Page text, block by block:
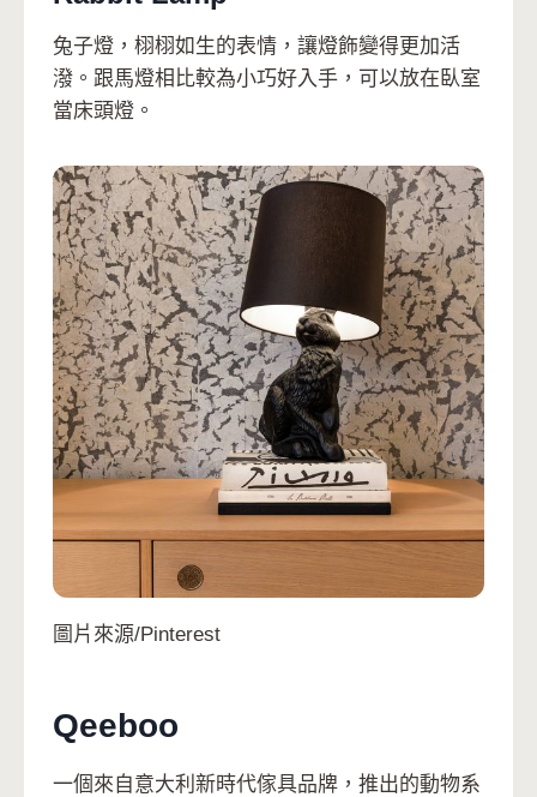
兔子燈，栩栩如生的表情，讓燈飾變得更加活
潑。跟馬燈相比較為小巧好入手，可以放在臥室
當床頭燈。
圖片來源/Pinterest
Qeeboo
一個來自意大利新時代傢具品牌，推出的動物系